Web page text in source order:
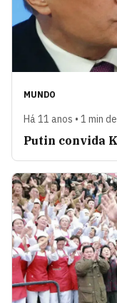
MUNDO
Há 11 anos • 1 min
Putin convida